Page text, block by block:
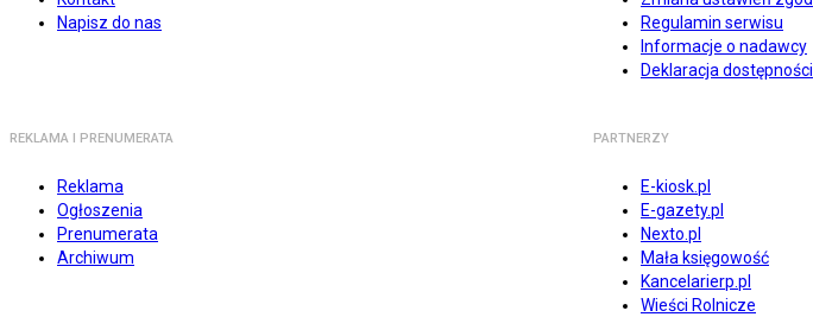
Napisz do nas
Regulamin serwisu
Informacje o nadawcy
Deklaracja dostępności
REKLAMA I PRENUMERATA
Reklama
Ogłoszenia
Prenumerata
Archiwum
PARTNERZY
E-kiosk.pl
E-gazety.pl
Nexto.pl
Mała księgowość
Kancelarierp.pl
Wieści Rolnicze